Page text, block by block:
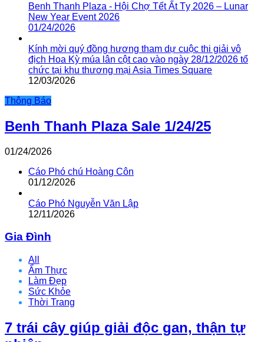
Benh Thanh Plaza - Hội Chợ Tết Ất Tỵ 2026 – Lunar
New Year Event 2026
01/24/2026
Kính mời quý đồng hương tham dự cuộc thi giải vô
địch Hoa Kỳ múa lân cột cao vào ngày 28/12/2026 tổ
chức tại khu thương mại Asia Times Square
12/03/2026
Thông Báo
Benh Thanh Plaza Sale 1/24/25
01/24/2026
Cáo Phó chú Hoàng Côn
01/12/2026
Cáo Phó Nguyễn Văn Lập
12/11/2026
Gia Đình
All
Ẩm Thực
Làm Đẹp
Sức Khỏe
Thời Trang
7 trái cây giúp giải độc gan, thận tự